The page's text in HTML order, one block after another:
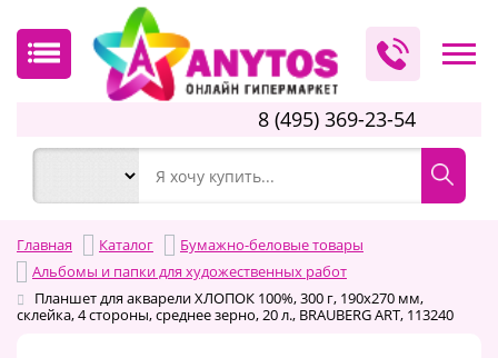
8 (495) 369-23-54
Главная Каталог
Бумажно-беловые товары
Альбомы и папки для художественных работ
Планшет для акварели ХЛОПОК 100%, 300 г, 190х270 мм,
склейка, 4 стороны, среднее зерно, 20 л., BRAUBERG ART, 113240